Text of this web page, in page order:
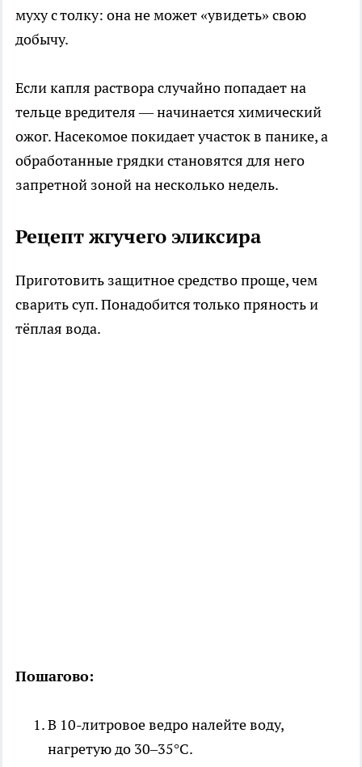
муху с толку: она не может «увидеть» свою
добычу.
Если капля раствора случайно попадает на
тельце вредителя — начинается химический
ожог. Насекомое покидает участок в панике, а
обработанные грядки становятся для него
запретной зоной на несколько недель.
Рецепт жгучего эликсира
Приготовить защитное средство проще, чем
сварить суп. Понадобится только пряность и
тёплая вода.
Пошагово:
В 10-литровое ведро налейте воду,
нагретую до 30–35°C.